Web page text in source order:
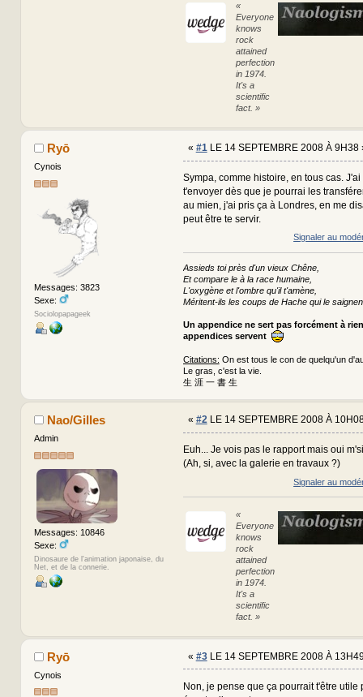
«
Everyone
knows
rock
attained
perfection
in 1974.
It's a
scientific
fact. »
Ryō
Cynois
Messages: 3823
Sexe:
Sociolopapageek
« #1LE 14 SEPTEMBRE 2008 À 9H38
Sympa, comme histoire, en tous cas.
t'envoyer dès que je pourrai les
au mien, j'ai pris ça à Londres, en me
peut être te servir.
Signaler au
Assieds toi près d'un vieux Chêne,
Et compare le à la race humaine,
L'oxygène et l'ombre qu'il t'amène,
Méritent-ils les coups de Hache qui le
Un appendice ne sert pas forcément à
appendices servent
Citations: On est tous le con de quelqu'un
Le gras, c'est la vie.
生 涯 一 書 生
Nao/Gilles
Admin
Messages: 10846
Sexe:
Dinosaure de l'animation japonaise, du
Net, et de la connerie.
« #2LE 14 SEPTEMBRE 2008 À
Euh... Je vois pas le rapport mais oui
(Ah, si, avec la galerie en travaux ?)
Signaler au
«
Everyone
knows
rock
attained
perfection
in 1974.
It's a
scientific
fact. »
Ryō
Cynois
« #3LE 14 SEPTEMBRE 2008 À
Non, je pense que ça pourrait t'être utile